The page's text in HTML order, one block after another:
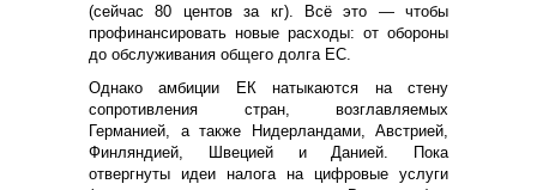
(сейчас 80 центов за кг). Всё это — чтобы
профинансировать новые расходы: от обороны
до обслуживания общего долга ЕС.
Однако амбиции ЕК натыкаются на стену
сопротивления стран, возглавляемых
Германией, а также Нидерландами, Австрией,
Финляндией, Швецией и Данией. Пока
отвергнуты идеи налога на цифровые услуги